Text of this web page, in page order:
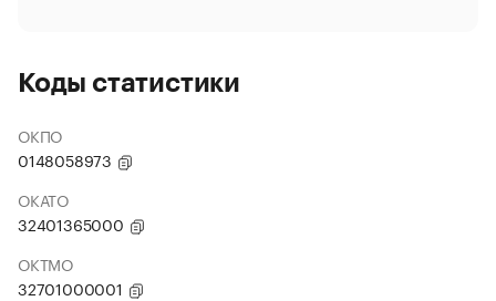
Коды статистики
ОКПО
0148058973
ОКАТО
32401365000
ОКТМО
32701000001